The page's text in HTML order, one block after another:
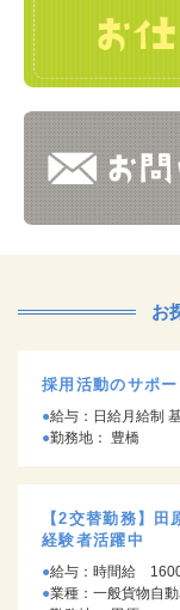
お
採用活動のサポ
給与：日給月給制 基本給：235,000円～
勤務地： 豊橋
【2交替勤務】
経験者活躍中
給与：時間給 1600円 【月収
業種：一般貨物自動車